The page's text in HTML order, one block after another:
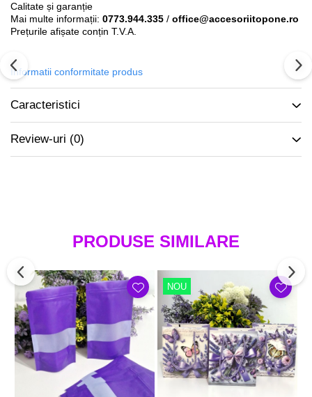
Calitate și garanție
Mai multe informații: 0773.944.335 / office@accesoriitopone.ro
Prețurile afișate conțin T.V.A.
Informatii conformitate produs
Caracteristici
Review-uri (0)
PRODUSE SIMILARE
NOU